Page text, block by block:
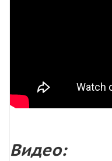
Видео: